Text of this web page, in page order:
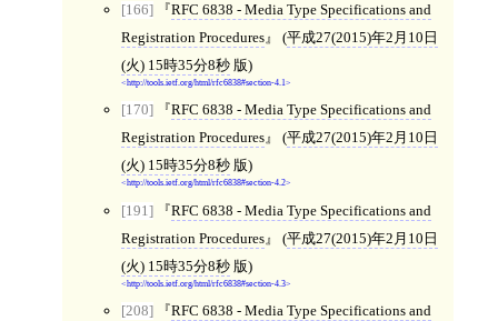
[166]
RFC 6838 - Media Type Specifications and
Registration Procedures
(平成27(2015)年2月10日
(火) 15時35分8秒版)
http://tools.ietf.org/html/rfc6838#section-4.1
[170]
RFC 6838 - Media Type Specifications and
Registration Procedures
(平成27(2015)年2月10日
(火) 15時35分8秒版)
http://tools.ietf.org/html/rfc6838#section-4.2
[191]
RFC 6838 - Media Type Specifications and
Registration Procedures
(平成27(2015)年2月10日
(火) 15時35分8秒版)
http://tools.ietf.org/html/rfc6838#section-4.3
[208]
RFC 6838 - Media Type Specifications and